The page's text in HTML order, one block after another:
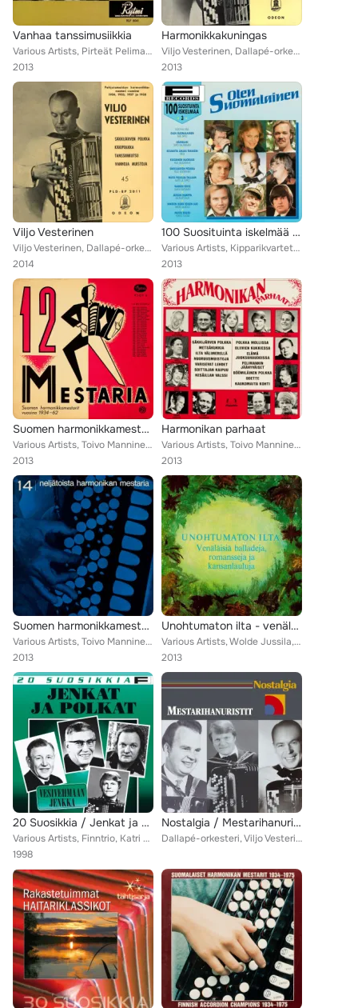
Vanhaa tanssimusiikkia
Various Artists, Pirteät Pelimannit, Jorma Juselius, Viljo Vesterinen, Taito Vainio
2013
Harmonikkakuningas
Viljo Vesterinen, Dallapé-orkesteri
2013
Viljo Vesterinen
Viljo Vesterinen, Dallapé-orkesteri
2014
100 Suosituinta iskelmää 3 - Olen suomalainen
Various Artists, Kipparikvartetti, Mutkattomat, Irwin Goodman, Vesa-Matti Loiri, Kari Tapio, Kake Randelin, Jukka Raitanen, Matt...
2013
Suomen harmonikkamestarit 1934-1962
Various Artists, Toivo Manninen, Aarre Lievonen, Kalevi Nyqvist, Paul Norrback, Taito Vainio, Reijo Wallenius, Paavo Tiusanen, V...
2013
Harmonikan parhaat
Various Artists, Toivo Manninen, Kalevi Nyqvist, Jorma Juselius, Paul Norrback, Lasse Pihlajamaa, Veikko Huuskonen, Matti Viljan...
2013
Suomen harmonikkamestarit 1934-1966
Various Artists, Toivo Manninen, Aarre Lievonen, Kalevi Nyqvist, Paul Norrback, Taito Vainio, Reijo Wallenius, Paavo Tiusanen, V...
2013
Unohtumaton ilta - venäläisiä balladeja ja romansseja
Various Artists, Wolde Jussila, Henry Theel, Esa Saario, Jokerit, Ami Loven, Seija Lampila, Ingmar Englund, Inkeri Ketola, Kalev...
2013
20 Suosikkia / Jenkat ja polkat / Vesivehmaan jenkka
Various Artists, Finntrio, Katri Helena, Veikko Lavi, Kalevi Nyqvist, Yrjö Saarnion polkkayhtye, Annette Tuominen, Georg Malmsté...
1998
Nostalgia / Mestarihanuristit
Dallapé-orkesteri, Viljo Vesterinen, Esko Könönen, Lasse Pihlajamaa, Onni Laihanen, Toivo Manninen, Matti Viljanen, Jorma Juseli...